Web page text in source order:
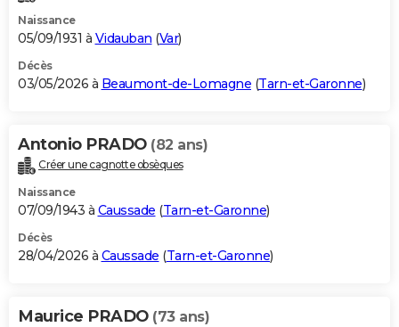
Naissance
05/09/1931 à Vidauban (Var)
Décès
03/05/2026 à Beaumont-de-Lomagne (Tarn-et-Garonne)
Antonio PRADO (82 ans)
Créer une cagnotte obsèques
Naissance
07/09/1943 à Caussade (Tarn-et-Garonne)
Décès
28/04/2026 à Caussade (Tarn-et-Garonne)
Maurice PRADO (73 ans)